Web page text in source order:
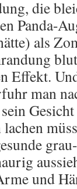
die
Panda-
als
Effekt.
man
und